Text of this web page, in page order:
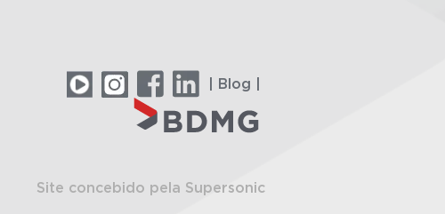
| Blog |
Site concebido pela Supersonic